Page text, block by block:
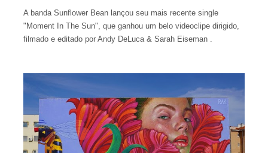
A banda Sunflower Bean lançou seu mais recente single
"Moment In The Sun", que ganhou um belo videoclipe dirigido,
filmado e editado por Andy DeLuca & Sarah Eiseman .